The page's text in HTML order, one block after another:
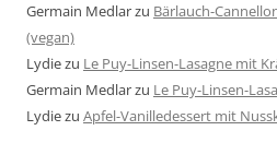
Germain Medlarzu Bärlauch-
(vegan)
Lydiezu Le Puy-Linsen-Lasagne mit
Germain Medlarzu Le Puy-Linsen-
Lydiezu Apfel-Vanilledessert mit